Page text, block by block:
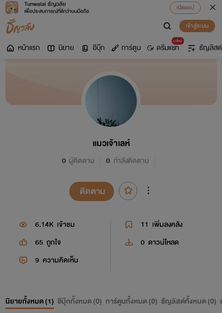
Tunwalai ธัญวลัย
เพื่อประสบการณ์ที่ดีกว่าบนมือถือ
เปิดแอป
เข้าสู่ระบบ
หน้าแรก นิยาย อีบุ๊ก การ์ตูน
มาใหม่
ดรีมแชท ธัญลิสต์
แมวเจ้าเลห์
0 ผู้ติดตาม 0 กำลังติดตาม
ติดตาม
6.14K เข้าชม 11 เพิ่มลงคลัง
65 ถูกใจ 0 ดาวน์โหลด
9 ความคิดเห็น
นิยายทั้งหมด (1) อีบุ๊กทั้งหมด (0) การ์ตูนทั้งหมด (0) ธัญลิสต์ทั้งหมด (0)